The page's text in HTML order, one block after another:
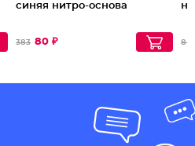
синяя нитро-основа
383 80 ₽